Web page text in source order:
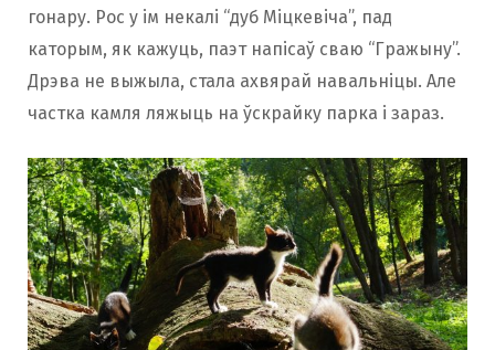
гонару. Рос у ім некалі “дуб Міцкевіча”, пад
каторым, як кажуць, паэт напісаў сваю “Гражыну”.
Дрэва не выжыла, стала ахвярай навальніцы. Але
частка камля ляжыць на ўскрайку парка і зараз.